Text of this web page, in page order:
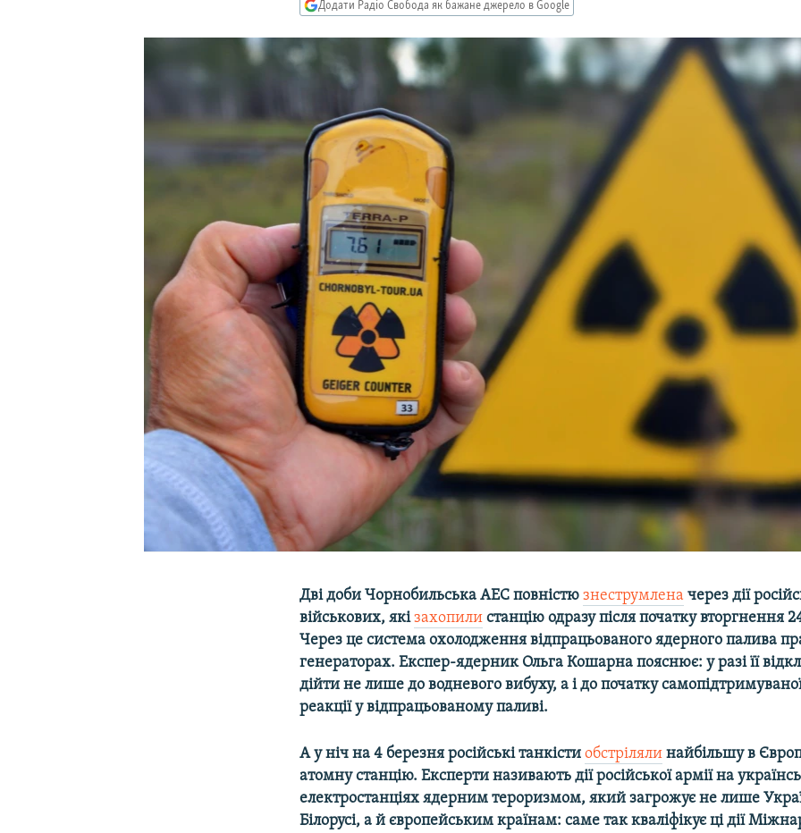
Додати Радіо Свобода як бажане джерело в Google
Дві доби Чорнобильська АЕС повністюзнеструмлена через дії
військових, якізахопили станцію одразу після початку вторгнення
Через це система охолодження відпрацьованого ядерного палива
генераторах. Експер-ядерник Ольга Кошарна пояснює: у разі її
дійти не лише до водневого вибуху, а і до початку
реакції у відпрацьованому паливі.
А у ніч на 4 березня російські танкістиобстріляли найбільшу в
атомну станцію. Експерти називають дії російської армії на
електростанціях ядерним тероризмом, який загрожує не лише
Білорусі, а й європейським країнам: саме так кваліфікує ці дії